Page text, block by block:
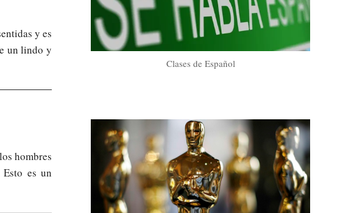
y es
un lindo y
hombres
Esto es un
Clases de Español